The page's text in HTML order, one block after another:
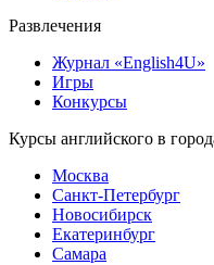
Развлечения
Журнал «English4U»
Игры
Конкурсы
Курсы английского в
Москва
Санкт-Петербург
Новосибирск
Екатеринбург
Самара